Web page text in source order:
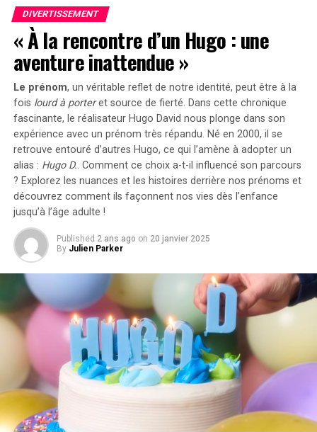
engagement envers la durabilité environnementale.
En2023, les particuliers représentent désormais 84%
des acquisitions de véhicules électriques, contre
seulement 68% en 2018.
Concrètement,cette mesure permet aux sociétés
d’installer gratuitement des bornes de recharge pour
leurs employés sans impact fiscal. Les frais liés à
l’électricité pour ces recharges ne seront pas pris en
compte dans le calcul des avantages en nature. De plus,
un abattement de 50% sur ces avantages est maintenu
avec un plafond révisé à environ 2000 euros pour
l’année prochaine.
Accélération Vers une Mobilité Électrique
Cette initiative fait partie d’une stratégie globale visant
à promouvoir l’électrification du parc automobile
français. Cependant, les grandes entreprises
rencontrent encore des difficultés pour atteindre leurs
objectifs ; seulement 8% des nouveaux véhicules
immatriculés par ces entités étaient électriques en
2023. Ces incitations fiscales pourraient néanmoins
inciter davantage d’employeurs à franchir le
pas.Cependant, plusieurs défis demeurent concernant
les infrastructures nécessaires au chargement ainsi que
sur l’autonomie des véhicules et les perceptions parmi
DIVERTISSEMENT
« À la rencontre d’un Hugo : une
aventure inattendue »
Le prénom, un véritable reflet de notre identité, peut être à la
fois lourd à porteret source de fierté. Dans cette chronique
fascinante, le réalisateur Hugo David nous plonge dans son
expérience avec un prénom très répandu. Né en 2000, il se
retrouve entouré d’autres Hugo, ce qui l’amène à adopter un
alias : Hugo D.. Comment ce choix a-t-il influencé son parcours
? Explorez les nuances et les histoires derrière nos prénoms et
découvrez comment ils façonnent nos vies dès l’enfance
jusqu’à l’âge adulte !
Published 2 ans ago on 20 janvier 2025
By Julien Parker